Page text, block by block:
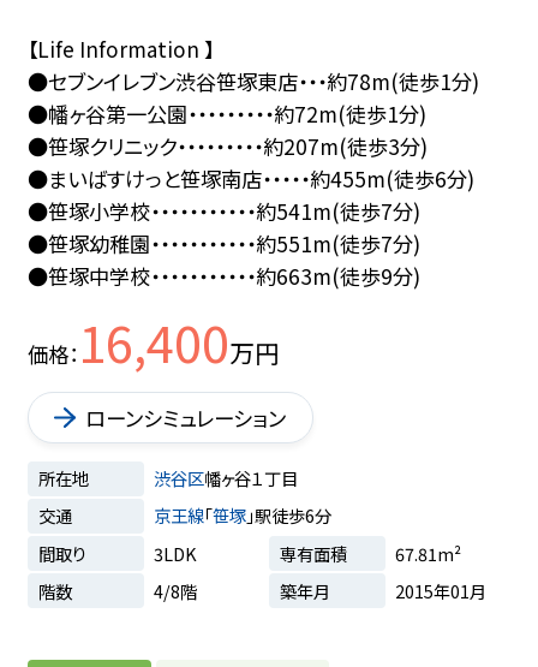
【Life Information 】
●セブンイレブン渋谷笹塚東店・・・約78m(徒歩1分)
●幡ヶ谷第一公園・・・・・・・・・約72m(徒歩1分)
●笹塚クリニック・・・・・・・・・約207m(徒歩3分)
●まいばすけっと笹塚南店・・・・・約455m(徒歩6分)
●笹塚小学校・・・・・・・・・・・約541m(徒歩7分)
●笹塚幼稚園・・・・・・・・・・・約551m(徒歩7分)
●笹塚中学校・・・・・・・・・・・約663m(徒歩9分)
価格 16,400万円
ローンシミュレーション
所在地 渋谷区幡ヶ谷１丁目
交通
京王線「笹塚」駅徒歩6分
間取り
3LDK 専有面積
67.81m²
階数
4/8階 築年月 2015年01月